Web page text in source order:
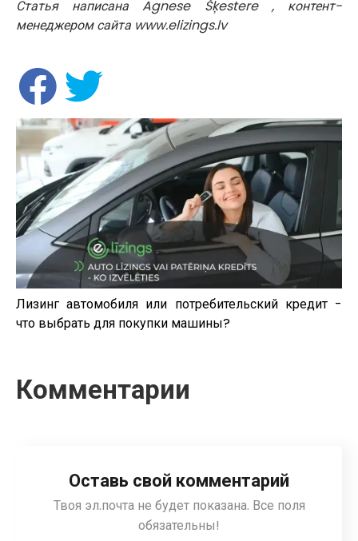
Статья написана Agnese Šķestere , контент-
менеджером сайта www.elizings.lv
Лизинг автомобиля или потребительский кредит -
что выбрать для покупки машины?
Комментарии
Оставь свой комментарий
Твоя эл.почта не будет показана. Все поля
обязательны!